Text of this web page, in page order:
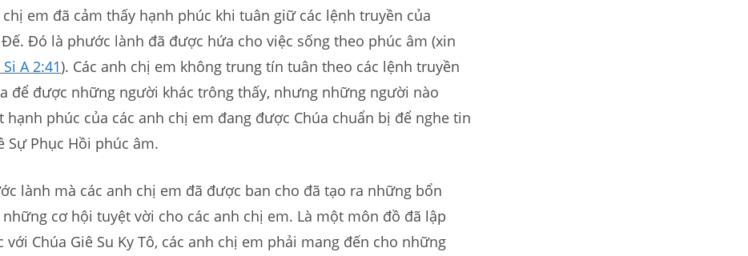
chị em đã cảm thấy hạnh phúc khi tuân giữ các lệnh truyền của
Đó là phước lành đã được hứa cho việc sống theo phúc âm (xin
A 2:41). Các anh chị em không trung tín tuân theo các lệnh truyền
để được những người khác trông thấy, nhưng những người nào
hạnh phúc của các anh chị em đang được Chúa chuẩn bị để nghe tin
Sự Phục Hồi phúc âm.
lành mà các anh chị em đã được ban cho đã tạo ra những bổn
những cơ hội tuyệt vời cho các anh chị em. Là một môn đồ đã lập
với Chúa Giê Su Ky Tô, các anh chị em phải mang đến cho những